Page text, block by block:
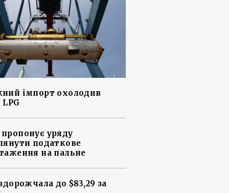
імпорт охолодив
уряду
податкове
на пальне
до $83,29 за